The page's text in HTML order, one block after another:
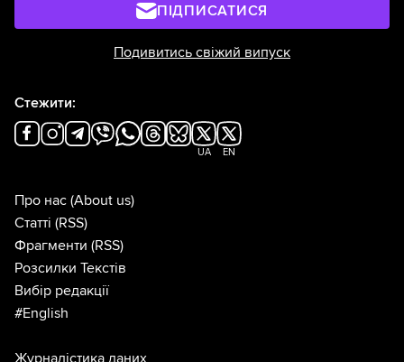
ПІДПИСАТИСЯ
Подивитись свіжий випуск
Стежити:
UA EN
Про нас (About us)
Статті (RSS)
Фрагменти (RSS)
Розсилки Текстів
Вибір редакції
#English
Журналістика даних